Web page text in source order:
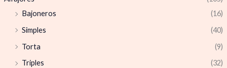
Bajoneros
(16)
Simples
(40)
Torta
(9)
Triples
(32)